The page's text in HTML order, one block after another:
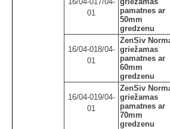
01
pamatnes ar
50mm
gredzenu
16/04-018/04-
01
ZenSiv
griežamas
pamatnes ar
60mm
gredzenu
16/04-019/04-
01
ZenSiv
griežamas
pamatnes ar
70mm
gredzenu